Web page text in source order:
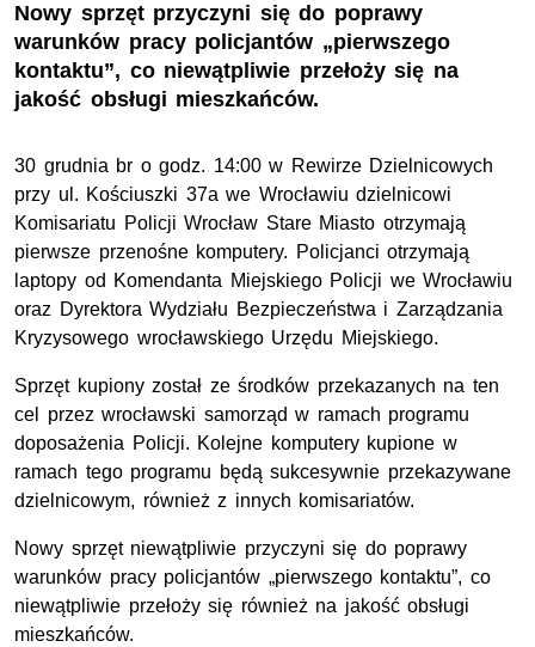
Nowy sprzęt przyczyni się do poprawy
warunków pracy policjantów „pierwszego
kontaktu”, co niewątpliwie przełoży się na
jakość obsługi mieszkańców.
30 grudnia br o godz. 14:00 w Rewirze Dzielnicowych
przy ul. Kościuszki 37a we Wrocławiu dzielnicowi
Komisariatu Policji Wrocław Stare Miasto otrzymają
pierwsze przenośne komputery. Policjanci otrzymają
laptopy od Komendanta Miejskiego Policji we Wrocławiu
oraz Dyrektora Wydziału Bezpieczeństwa i Zarządzania
Kryzysowego wrocławskiego Urzędu Miejskiego.
Sprzęt kupiony został ze środków przekazanych na ten
cel przez wrocławski samorząd w ramach programu
doposażenia Policji. Kolejne komputery kupione w
ramach tego programu będą sukcesywnie przekazywane
dzielnicowym, również z innych komisariatów.
Nowy sprzęt niewątpliwie przyczyni się do poprawy
warunków pracy policjantów „pierwszego kontaktu”, co
niewątpliwie przełoży się również na jakość obsługi
mieszkańców.